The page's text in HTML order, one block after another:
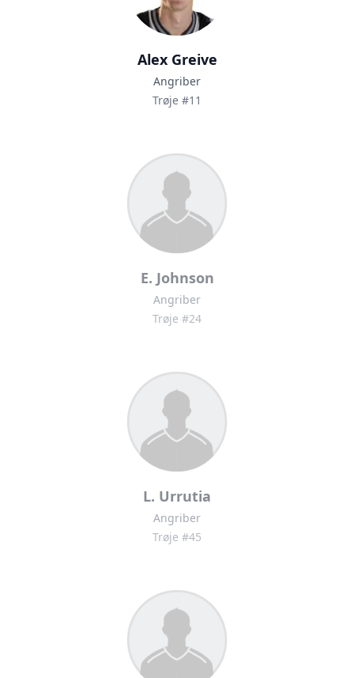
Alex Greive
Angriber
Trøje #11
E. Johnson
Angriber
Trøje #24
L. Urrutia
Angriber
Trøje #45